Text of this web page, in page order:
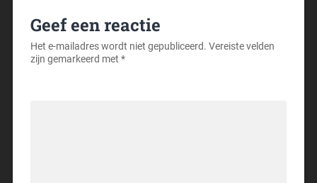
Geef een reactie
Het e-mailadres wordt niet gepubliceerd. Vereiste velden
zijn gemarkeerd met *